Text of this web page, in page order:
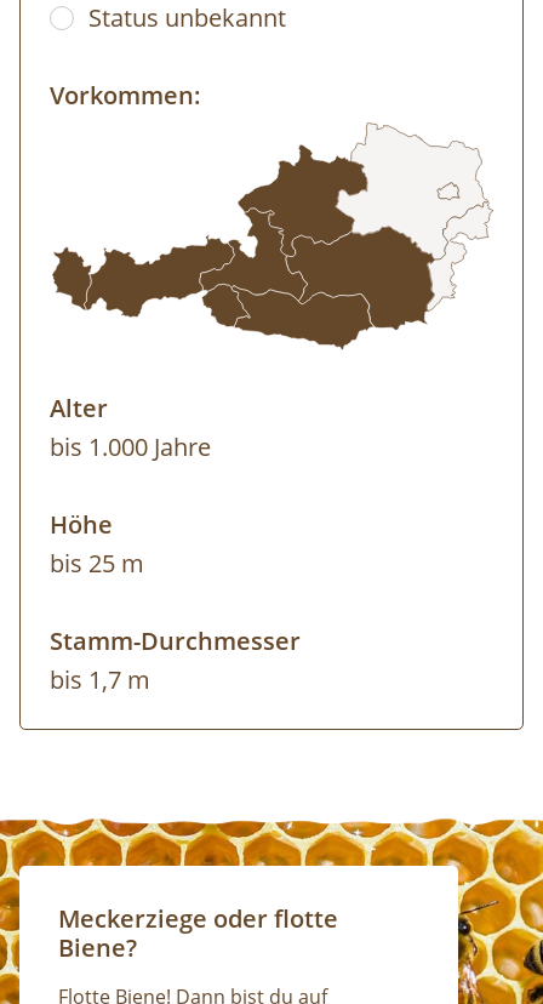
Status unbekannt
Vorkommen:
Alter
bis 1.000 Jahre
Höhe
bis 25 m
Stamm-Durchmesser
bis 1,7 m
Meckerziege oder flotte
Biene?
Flotte Biene! Dann bist du auf